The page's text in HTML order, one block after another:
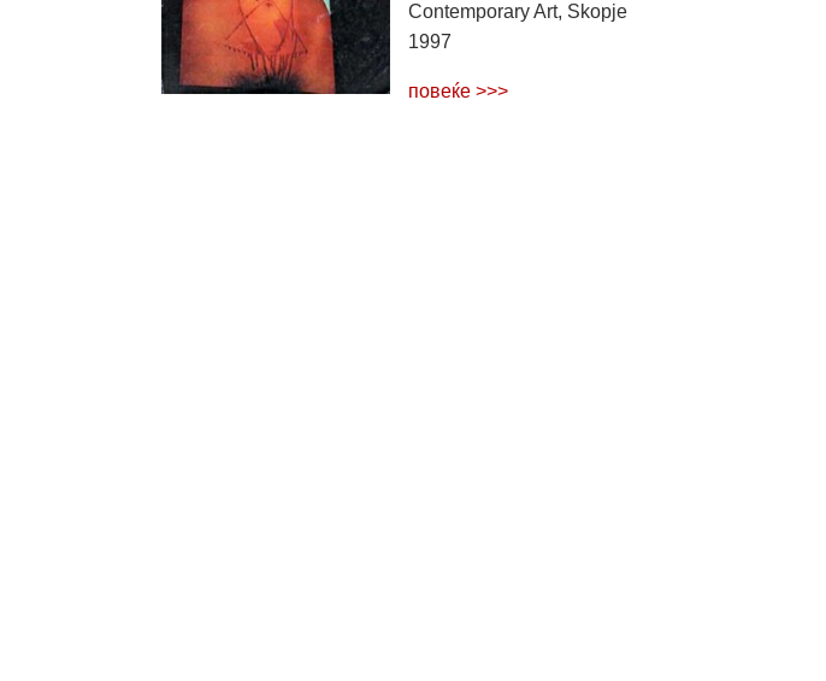
Contemporary Art, Skopje
1997
повеќе >>>